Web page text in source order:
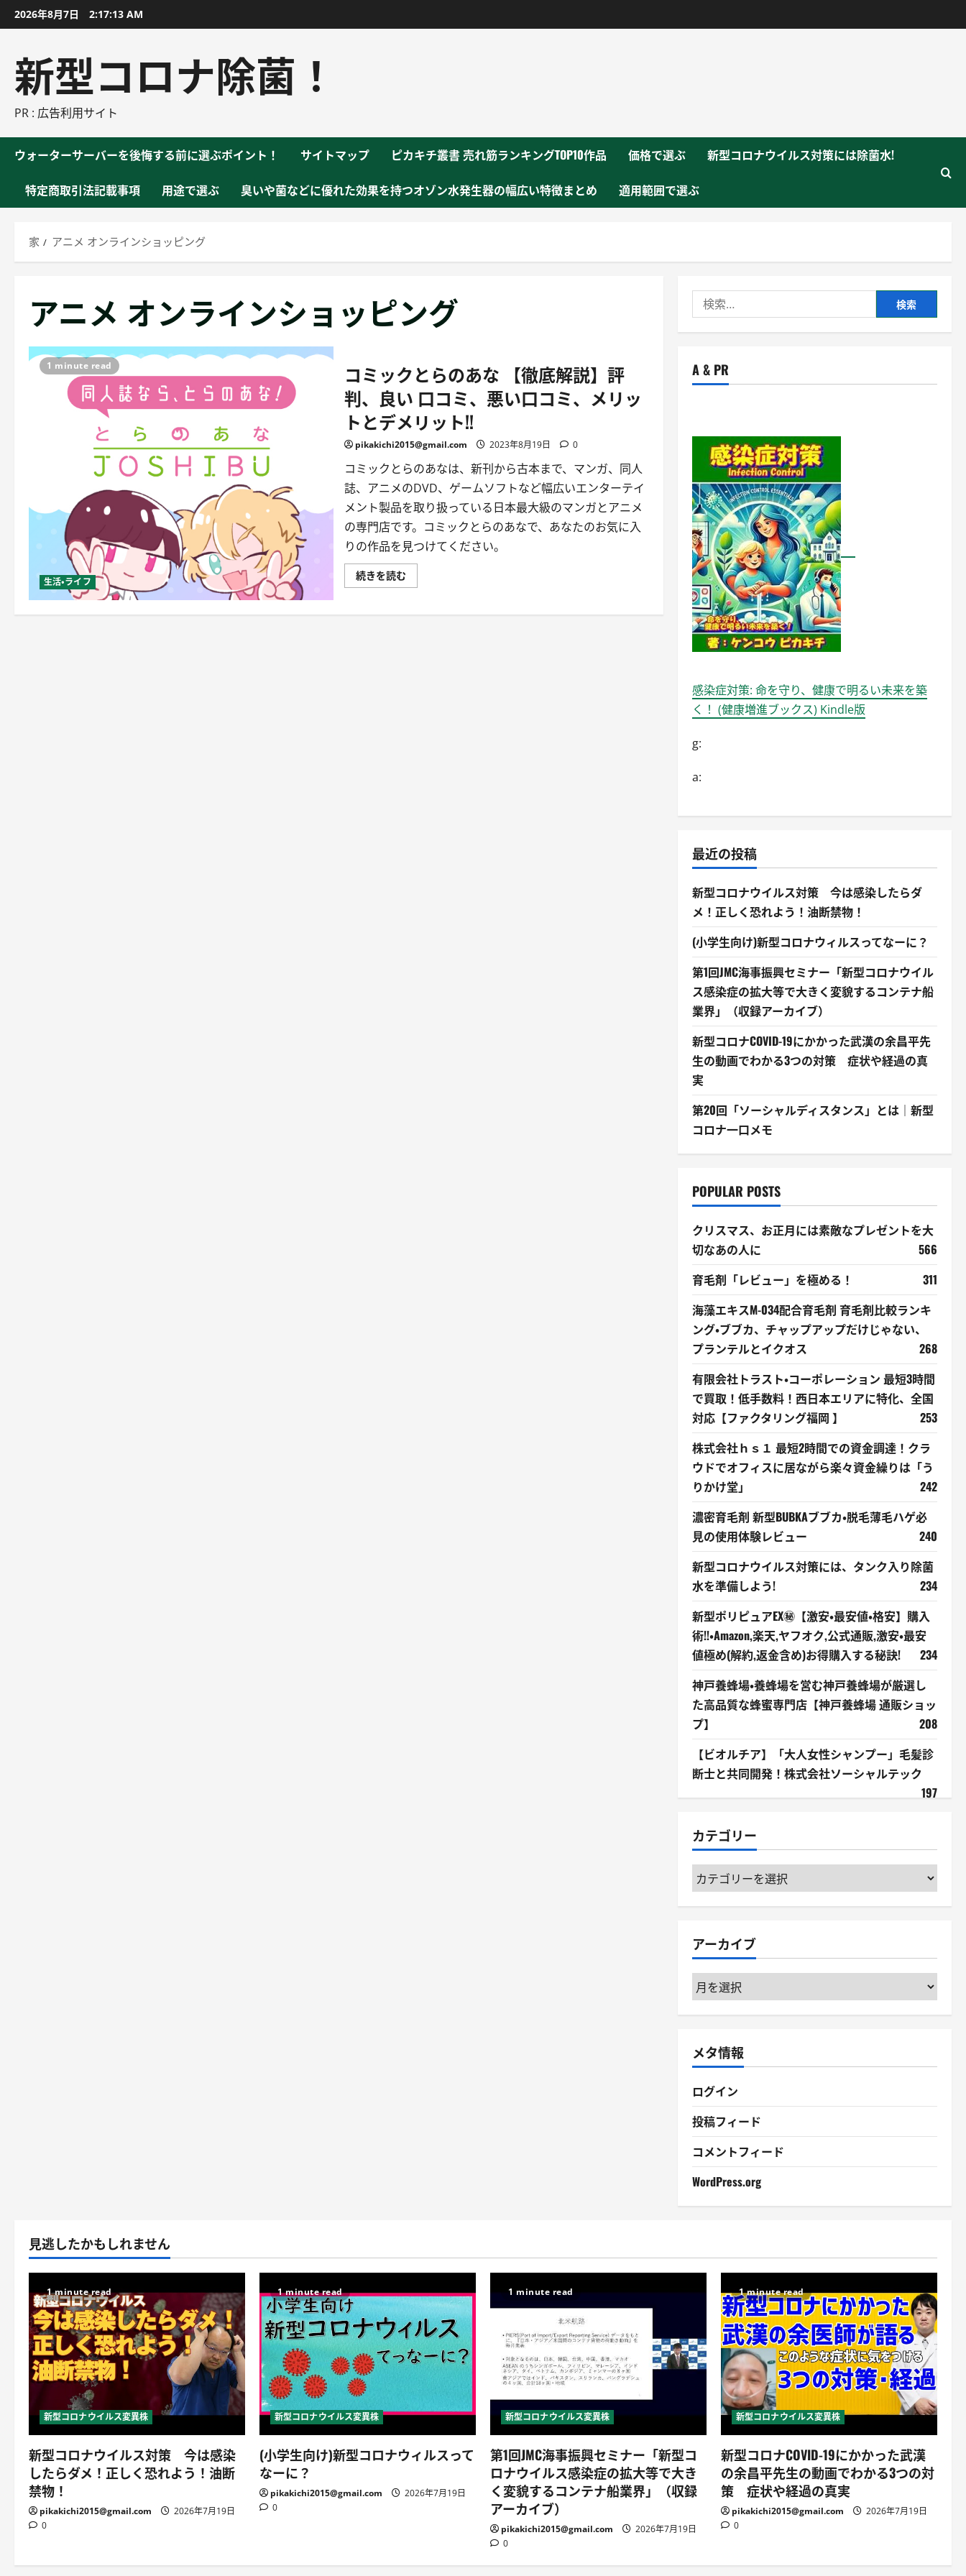
ン
2026年8月7日 2:17:14 AM
新型コロナ除菌！
PR : 広告利用サイト
ウォーターサーバーを後悔する前に選ぶポイント！ サイトマップ ピカキチ叢書 売れ筋ランキングTOP10作品 価格で選ぶ 新型コロナウイルス対策には除菌水!
特定商取引法記載事項 用途で選ぶ 臭いや菌などに優れた効果を持つオゾン水発生器の幅広い特徴まとめ 適用範囲で選ぶ
家 アニメ オンラインショッピング
アニメ オンラインショッピング
1 minute read
生活・ライフ
コミックとらのあな 【徹底解説】評
判、良い 口コミ、悪い口コミ、メリッ
トとデメリット!!
pikakichi2015@gmail.com 2023年8月19日 0
コミックとらのあなは、新刊から古本まで、マンガ、同人
誌、アニメのDVD、ゲームソフトなど幅広いエンターテイ
メント製品を取り扱っている日本最大級のマンガとアニメ
の専門店です。コミックとらのあなで、あなたのお気に入
りの作品を見つけてください。
続きを読むコ
ミ
と
索:
A & PR
感染症対策: 命を守り、健康で明るい未来を築
く！ (健康増進ブックス) Kindle版
g:
a:
最近の投稿
新型コロナウイルス対策 今は感染したらダ
メ！正しく恐れよう！油断禁物！
(小学生向け)新型コロナウィルスってなーに？
第1回JMC海事振興セミナー「新型コロナウイル
ス感染症の拡大等で大きく変貌するコンテナ船
業界」（収録アーカイブ）
新型コロナCOVID-19にかかった武漢の余昌平先
生の動画でわかる3つの対策 症状や経過の真
実
第20回「ソーシャルディスタンス」とは｜新型
コロナ一口メモ
POPULAR POSTS
クリスマス、お正月には素敵なプレゼントを大
切なあの人に
566
育毛剤「レビュー」を極める！
311
海藻エキスM-034配合育毛剤 育毛剤比較ランキ
ング・ブブカ、チャップアップだけじゃない、
プランテルとイクオス
268
有限会社トラスト・コーポレーション 最短3時間
で買取！低手数料！西日本エリアに特化、全国
対応【ファクタリング福岡 】
253
株式会社ｈｓ１ 最短2時間での資金調達！クラ
ウドでオフィスに居ながら楽々資金繰りは「う
りかけ堂」
242
濃密育毛剤 新型BUBKAブブカ・脱毛薄毛ハゲ必
見の使用体験レビュー
240
新型コロナウイルス対策には、タンク入り除菌
水を準備しよう!
234
新型ポリピュアEX㊙【激安・最安値・格安】購入
術!!・Amazon,楽天,ヤフオク,公式通販,激安・最安
値極め(解約,返金含め)お得購入する秘訣!
234
神戸養蜂場・養蜂場を営む神戸養蜂場が厳選し
た高品質な蜂蜜専門店【神戸養蜂場 通販ショッ
プ】
208
【ビオルチア】「大人女性シャンプー」毛髪診
断士と共同開発！株式会社ソーシャルテック
197
カテゴリー
カ
テ
ー
アーカイブ
ア
ー
ブ
メタ情報
ログイン
投稿フィード
コメントフィード
WordPress.org
見逃したかもしれません
1 minute read
新型コロナウイルス変異株
新型コロナウイルス対策 今は感染
したらダメ！正しく恐れよう！油断
禁物！
pikakichi2015@gmail.com
2026年7月19日
0
1 minute read
新型コロナウイルス変異株
(小学生向け)新型コロナウィルスって
なーに？
pikakichi2015@gmail.com
2026年7月19日
0
1 minute read
新型コロナウイルス変異株
第1回JMC海事振興セミナー「新型コ
ロナウイルス感染症の拡大等で大き
く変貌するコンテナ船業界」（収録
アーカイブ）
pikakichi2015@gmail.com
2026年7月19日
0
1 minute read
新型コロナウイルス変異株
新型コロナCOVID-19にかかった武漢
の余昌平先生の動画でわかる3つの対
策 症状や経過の真実
pikakichi2015@gmail.com
2026年7月19日
0